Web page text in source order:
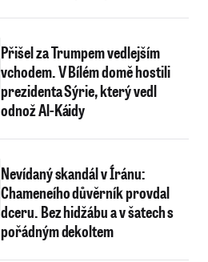
Přišel za Trumpem vedlejším
vchodem. V Bílém domě hostili
prezidenta Sýrie, který vedl
odnož Al-Káidy
Nevídaný skandál v Íránu:
Chameneího důvěrník provdal
dceru. Bez hidžábu a v šatech s
pořádným dekoltem